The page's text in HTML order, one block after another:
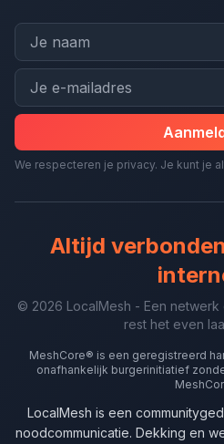
We respecteren je privacy. Je kunt je
Altijd
© 2026 LocalMesh - Een
rest het even
MeshCore® is een geregistreerd
onafhankelijk burgerinitiatief
LocalMesh is een
noodcommunicatie. Dekking en